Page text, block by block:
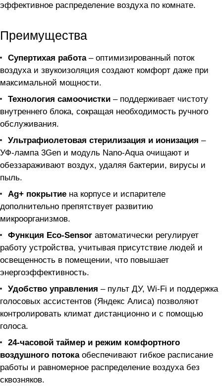
эффективное распределение воздуха по комнате.
Преимущества
Супертихая работа– оптимизированный поток
воздуха и звукоизоляция создают комфорт даже при
максимальной мощности.
Технология самоочистки – поддерживает чистоту
внутреннего блока, сокращая необходимость ручного
обслуживания.
Ультрафиолетовая стерилизация и ионизация –
УФ-лампа 3Gen и модуль Nano-Aqua очищают и
обеззараживают воздух, удаляя бактерии, вирусы и
пыль.
Ag+ покрытие на корпусе и испарителе
дополнительно препятствует развитию
микроорганизмов.
Функция Eco-Sensor автоматически регулирует
работу устройства, учитывая присутствие людей и
освещенность в помещении, что повышает
энергоэффективность.
Удобство управления – пульт ДУ, Wi-Fi и поддержка
голосовых ассистентов (Яндекс Алиса) позволяют
контролировать климат дистанционно и с помощью
голоса.
24-часовой таймер и режим комфортного
воздушного потокаобеспечивают гибкое расписание
работы и равномерное распределение воздуха без
сквозняков.